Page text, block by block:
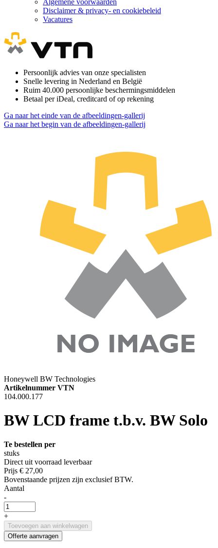
Algemene voorwaarden
Disclaimer & privacy- en cookiebeleid
Vacatures
Persoonlijk advies van onze specialisten
Snelle levering in Nederland en België
Ruim 40.000 persoonlijke beschermingsmiddelen
Betaal per iDeal, creditcard of op rekening
Ga naar het einde van de afbeeldingen-gallerij
Ga naar het begin van de afbeeldingen-gallerij
Honeywell BW Technologies
Artikelnummer VTN
104.000.177
BW LCD frame t.b.v. BW Solo
Te bestellen per
stuks
Direct uit voorraad leverbaar
Prijs € 27,00
Bovenstaande prijzen zijn exclusief BTW.
Aantal
-
+
Toevoegen aan winkelwagen
Offerte aanvragen